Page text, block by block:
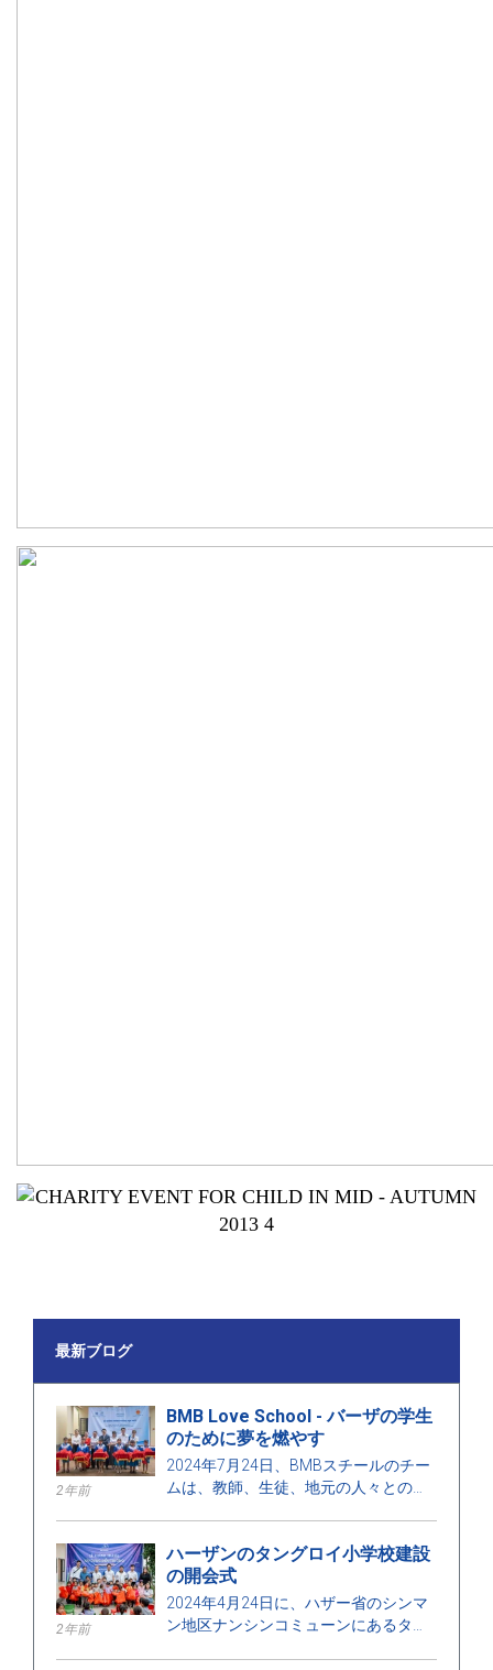
最新ブログ
2年前
BMB Love School - バーザの学生
のために夢を燃やす
2024年7月24日、BMBスチールのチー
ムは、教師、生徒、地元の人々との喜
した。
2年前
ハーザンのタングロイ小学校建設
の開会式
2024年4月24日に、ハザー省のシンマ
ン地区ナンシンコミューンにあるタン